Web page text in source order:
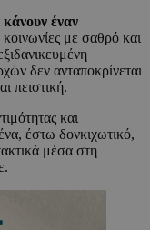
έναν
με σαθρό και
δεν ανταποκρίνεται
πειστική.
και
έστω δονκιχωτικό,
μέσα στη